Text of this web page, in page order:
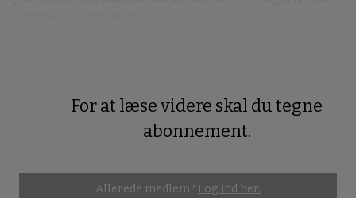
For at læse videre skal du tegne
abonnement.
Allerede medlem? Log ind her.